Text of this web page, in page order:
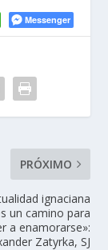
Messenger
PRÓXIMO
ignaciana
un camino para
a enamorarse»:
Zatyrka, SJ